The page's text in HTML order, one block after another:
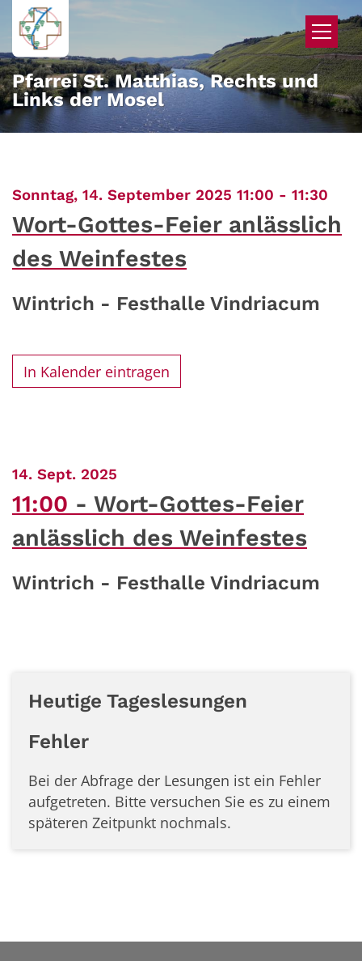
Zum Inhalt springen
Pfarrei St. Matthias, Rechts und
Links der Mosel
Sonntag, 14. September 2025 11:00 - 11:30
Wort-Gottes-Feier anlässlich
des Weinfestes
Wintrich - Festhalle Vindriacum
In Kalender eintragen
14. Sept. 2025
11:00
Wort-Gottes-Feier
anlässlich des Weinfestes
Wintrich - Festhalle Vindriacum
Heutige Tageslesungen
Fehler
Bei der Abfrage der Lesungen ist ein Fehler
aufgetreten. Bitte versuchen Sie es zu einem
späteren Zeitpunkt nochmals.